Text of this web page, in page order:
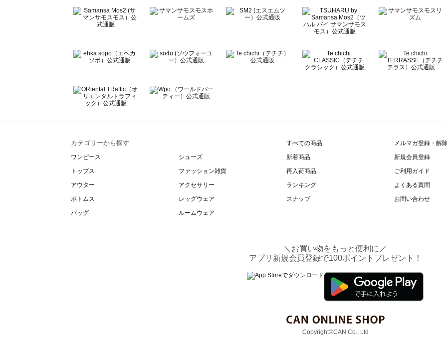
BETTY'S BLUE（べティーズブルー）のカットソー一覧
Wpc.（ワールドパーティー）のカットソー一覧
カテゴリーから探す
ワンピース
トップス
アウター
ボトムス
バッグ
シューズ
ファッション雑貨
アクセサリー
レッグウェア
ルームウェア
すべての商品
新着商品
再入荷商品
ランキング
スナップ
メルマガ登録・解
新規会員登録
ご利用ガイド
よくある質問
お問い合わせ
＼お買い物をもっと便利に／
アプリ新規会員登録で100ポイントプレゼント！
Copyright©CAN Co., Ltd